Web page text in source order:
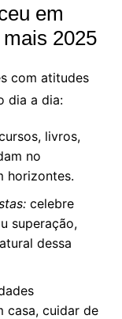
em
2025
com atitudes
dia a dia:
livros,
no
horizontes.
celebre
superação,
dessa
casa, cuidar de